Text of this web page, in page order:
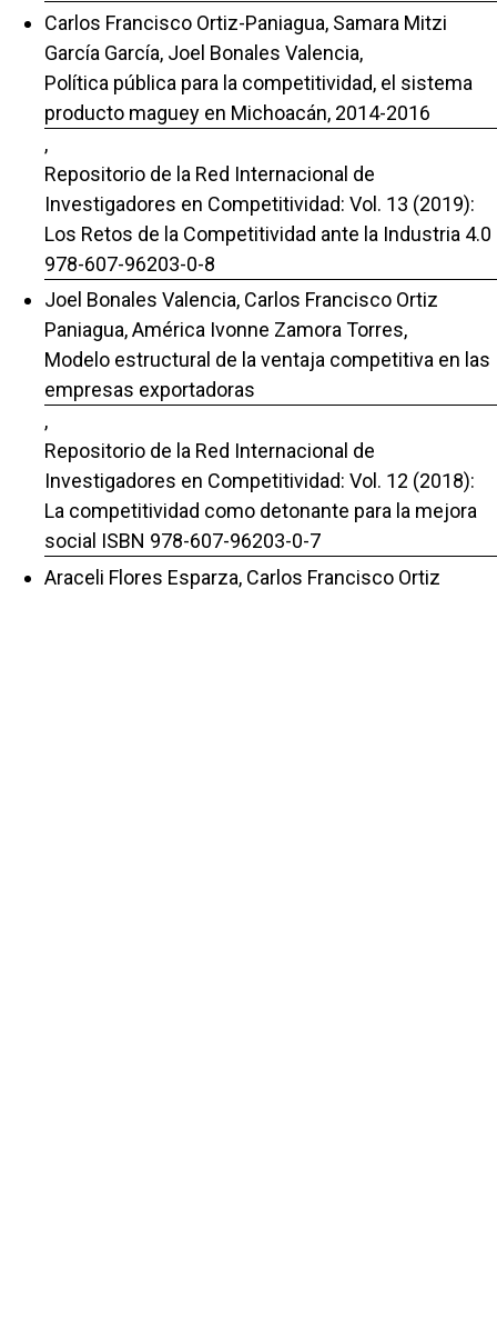
Carlos Francisco Ortiz-Paniagua, Samara Mitzi
García García, Joel Bonales Valencia,
Política pública para la competitividad, el sistema
producto maguey en Michoacán, 2014-2016
,
Repositorio de la Red Internacional de
Investigadores en Competitividad: Vol. 13 (2019):
Los Retos de la Competitividad ante la Industria 4.0
978-607-96203-0-8
Joel Bonales Valencia, Carlos Francisco Ortiz
Paniagua, América Ivonne Zamora Torres,
Modelo estructural de la ventaja competitiva en las
empresas exportadoras
,
Repositorio de la Red Internacional de
Investigadores en Competitividad: Vol. 12 (2018):
La competitividad como detonante para la mejora
social ISBN 978-607-96203-0-7
Araceli Flores Esparza, Carlos Francisco Ortiz